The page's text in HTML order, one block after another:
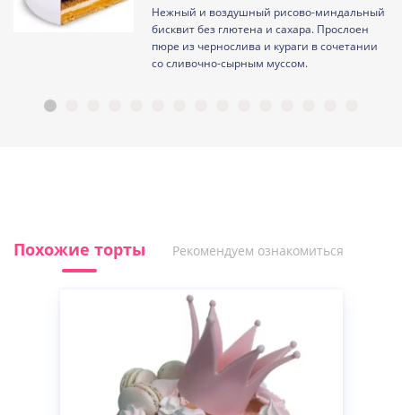
Нежный и воздушный рисово-миндальный
бисквит без глютена и сахара. Прослоен
пюре из чернослива и кураги в сочетании
со сливочно-сырным муссом.
Похожие торты Рекомендуем ознакомиться